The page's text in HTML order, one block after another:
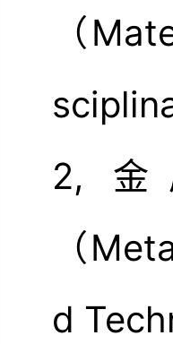
（
2,
（
d